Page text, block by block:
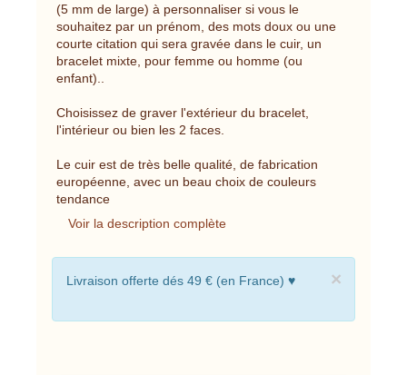
(5 mm de large) à personnaliser si vous le
souhaitez par un prénom, des mots doux ou une
courte citation qui sera gravée dans le cuir, un
bracelet mixte, pour femme ou homme (ou
enfant)..
Choisissez de graver l'extérieur du bracelet,
l'intérieur ou bien les 2 faces.
Le cuir est de très belle qualité, de fabrication
européenne, avec un beau choix de couleurs
tendance
Voir la description complète
×
Livraison offerte dés 49 € (en France) ♥